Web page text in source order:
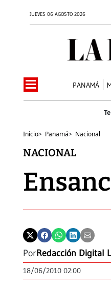
JUEVES 06 AGOSTO 2026
PANAMÁ
Inicio> Panamá> Nacional
NACIONAL
PorRedacción Digital
18/06/2010 02:00